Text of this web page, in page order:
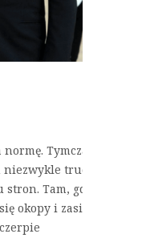
Tymczasem
trudnym,
Tam, gdzie była
okopy i zasieki –